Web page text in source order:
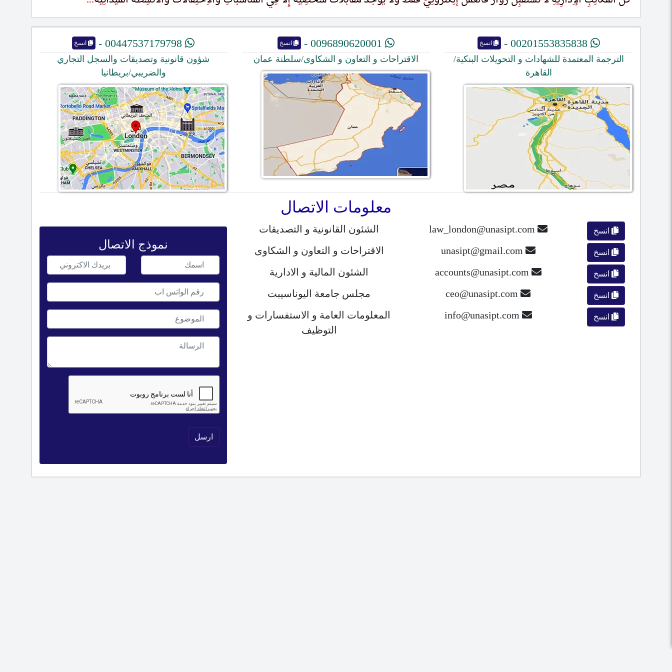
00201553835838 -
الترجمة المعتمدة للشهادات و التحويلات البنكية/
القاهرة
الاقتراحات و التعاون و الشكاوى/سلطنة عمان
00447537179798 - انسخ
شؤون قانونية وتصديقات والسجل التجاري
والضريبي/بريطانيا
معلومات الاتصال
انسخ law_london@unasipt.com الشئون القانونية و التصديقات
انسخ unasipt@gmail.com الاقتراحات و التعاون و الشكاوى
انسخ accounts@unasipt.com الشئون المالية و الادارية
انسخ مجلس جامعة اليوناسيبت
انسخ info@unasipt.com
المعلومات العامة و الاستفسارات و
التوظيف
نموذج الاتصال
ارسل